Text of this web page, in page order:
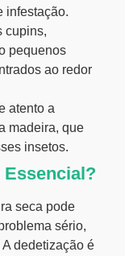
infestação.
cupins,
pequenos
ao redor
atento a
madeira, que
insetos.
Essencial?
seca pode
sério,
dedetização é